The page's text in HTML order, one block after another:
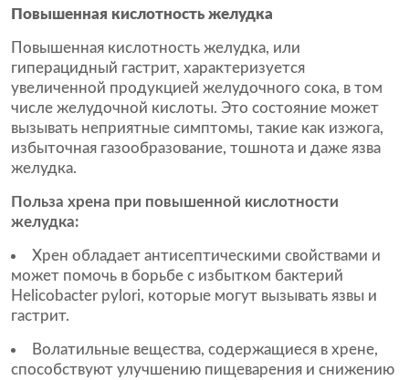
Повышенная кислотность желудка
Повышенная кислотность желудка, или
гиперацидный гастрит, характеризуется
увеличенной продукцией желудочного сока, в том
числе желудочной кислоты. Это состояние может
вызывать неприятные симптомы, такие как изжога,
избыточная газообразование, тошнота и даже язва
желудка.
Польза хрена при повышенной кислотности
желудка:
Хрен обладает антисептическими свойствами и
может помочь в борьбе с избытком бактерий
Helicobacter pylori, которые могут вызывать язвы и
гастрит.
Волатильные вещества, содержащиеся в хрене,
способствуют улучшению пищеварения и снижению